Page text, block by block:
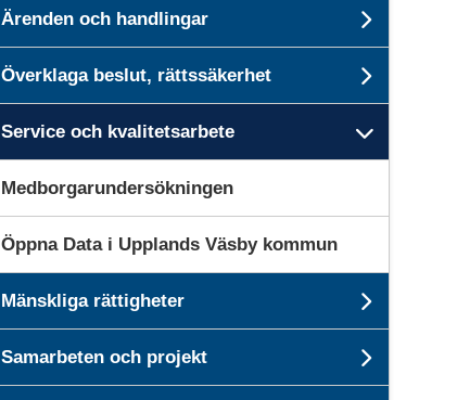
Ärenden och handlingar
Överklaga beslut, rättssäkerhet
Service och kvalitetsarbete
Medborgarundersökningen
Öppna Data i Upplands Väsby kommun
Mänskliga rättigheter
Samarbeten och projekt